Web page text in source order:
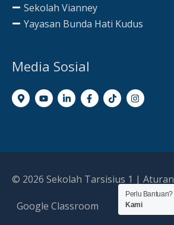
Sekolah Vianney
Yayasan Bunda Hati Kudus
Media Sosial
© 2026 Sekolah Tarsisius 1 | Aturan
Google Classroom
Perlu Bantuan?
Kami